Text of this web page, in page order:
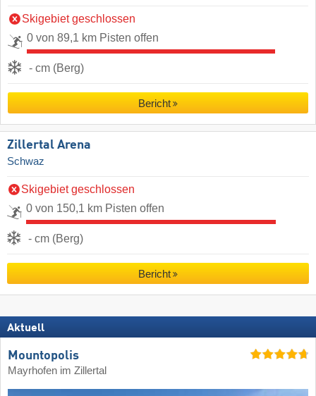
Skigebiet geschlossen
0 von 89,1 km Pisten offen
- cm (Berg)
Bericht
Zillertal Arena
Schwaz
Skigebiet geschlossen
0 von 150,1 km Pisten offen
- cm (Berg)
Bericht
Aktuell
Mountopolis
Mayrhofen im Zillertal